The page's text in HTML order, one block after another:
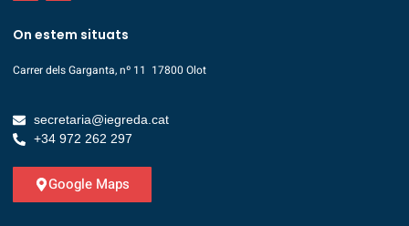
On estem situats
Carrer dels Garganta, nº 11 17800 Olot
secretaria@iegreda.cat
+34 972 262 297
Google Maps